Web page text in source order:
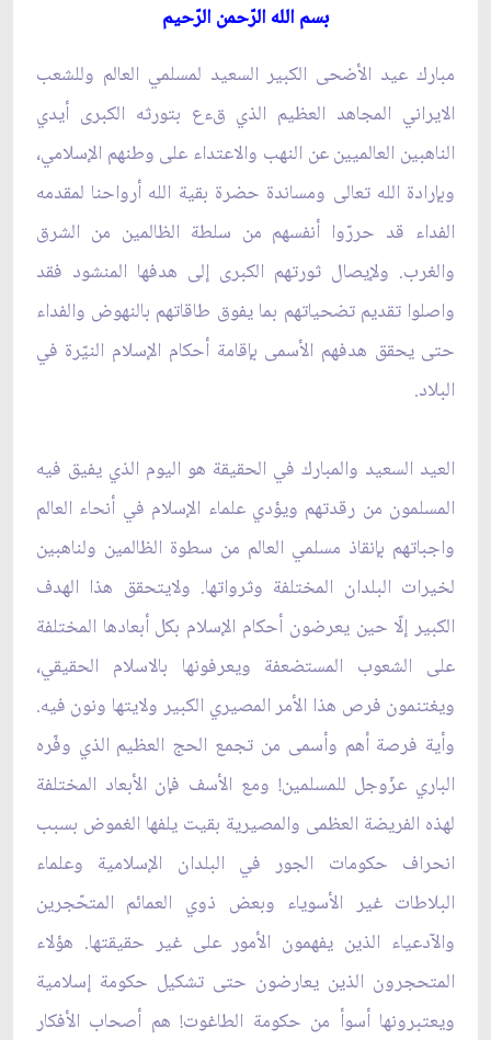
بسم الله الرّحمن الرّحيم‏
مبارك عيد الأضحى الكبير السعيد لمسلمي العالم وللشعب
الايراني المجاهد العظيم الذي ق‏ءع بتورثه الكبرى أيدي
الناهبين العالميين عن النهب والاعتداء على وطنهم الإسلامي،
وبإرادة الله تعالى ومساندة حضرة بقية الله أرواحنا لمقدمه
الفداء قد حررّوا أنفسهم من سلطة الظالمين من الشرق
والغرب. ولإيصال ثورتهم الكبرى إلى هدفها المنشود فقد
واصلوا تقديم تضحياتهم بما يفوق طاقاتهم بالنهوض والفداء
حتى يحقق هدفهم الأسمى بإقامة أحكام الإسلام النيّرة في
البلاد.
العيد السعيد والمبارك في الحقيقة هو اليوم الذي يفيق فيه
المسلمون من رقدتهم ويؤدي علماء الإسلام في أنحاء العالم
واجباتهم بإنقاذ مسلمي العالم من سطوة الظالمين ولناهبين
لخيرات البلدان المختلفة وثرواتها. ولايتحقق هذا الهدف
الكبير إلّا حين يعرضون أحكام الإسلام بكل أبعادها المختلفة
على الشعوب المستضعفة ويعرفونها بالاسلام الحقيقي،
ويغتنمون فرص هذا الأمر المصيري الكبير ولايتها ونون فيه.
وأية فرصة أهم وأسمى من تجمع الحج العظيم الذي وفّره
الباري عزّوجل للمسلمين! ومع الأسف فإن الأبعاد المختلفة
لهذه الفريضة العظمى والمصيرية بقيت يلفها الغموض بسبب
انحراف حكومات الجور في البلدان الإسلامية وعلماء
البلاطات غير الأسوياء وبعض ذوي العمائم المتحّجرين
والآدعياء الذين يفهمون الأمور على غير حقيقتها. هؤلاء
المتحجرون الذين يعارضون حتى تشكيل حكومة إسلامية
ويعتبرونها أسوأ من حكومة الطاغوت! هم أصحاب الأفكار